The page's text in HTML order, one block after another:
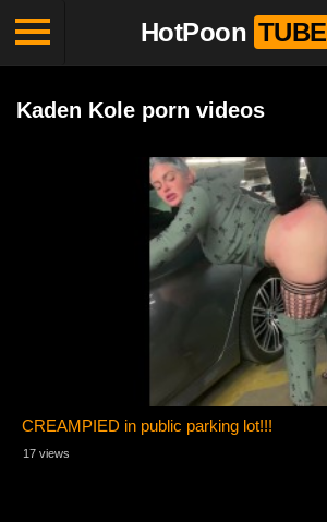
HotPoon TUBE
Kaden Kole porn videos
CREAMPIED in public parking lot!!!
17 views